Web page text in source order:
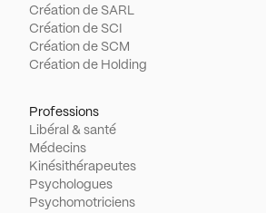
Création de SARL
Création de SCI
Création de SCM
Création de Holding
Professions
Libéral & santé
Médecins
Kinésithérapeutes
Psychologues
Psychomotriciens